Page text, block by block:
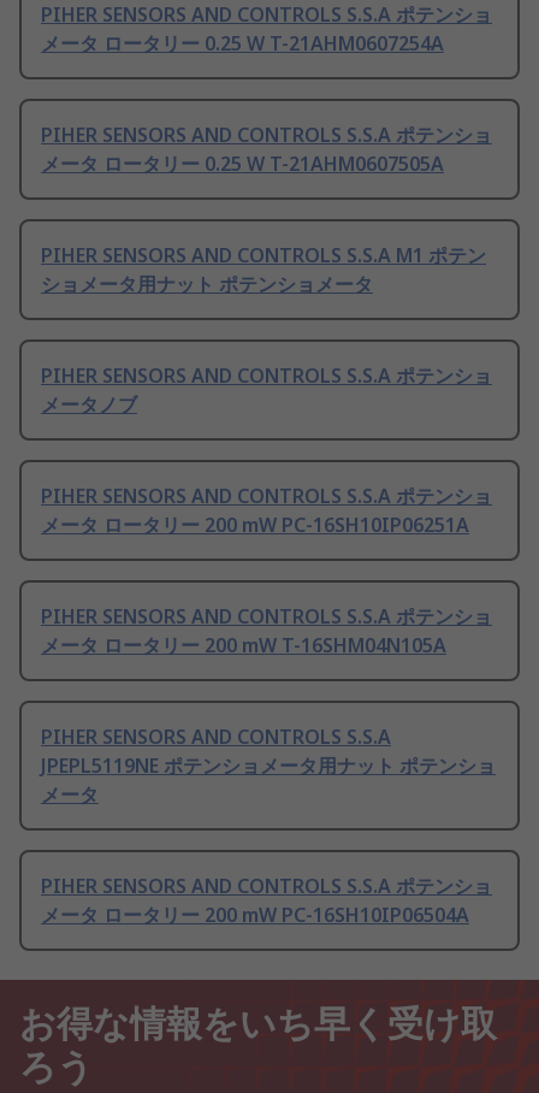
PIHER SENSORS AND CONTROLS S.S.A ポテンショ
メータ ロータリー 0.25 W T-21AHM0607254A
PIHER SENSORS AND CONTROLS S.S.A ポテンショ
メータ ロータリー 0.25 W T-21AHM0607505A
PIHER SENSORS AND CONTROLS S.S.A M1 ポテン
ショメータ用ナット ポテンショメータ
PIHER SENSORS AND CONTROLS S.S.A ポテンショ
メータノブ
PIHER SENSORS AND CONTROLS S.S.A ポテンショ
メータ ロータリー 200 mW PC-16SH10IP06251A
PIHER SENSORS AND CONTROLS S.S.A ポテンショ
メータ ロータリー 200 mW T-16SHM04N105A
PIHER SENSORS AND CONTROLS S.S.A
JPEPL5119NE ポテンショメータ用ナット ポテンショ
メータ
PIHER SENSORS AND CONTROLS S.S.A ポテンショ
メータ ロータリー 200 mW PC-16SH10IP06504A
お得な情報をいち早く受け取
ろう